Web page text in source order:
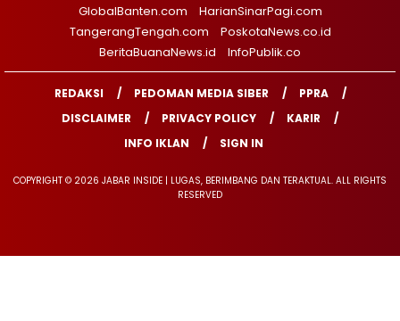
GlobalBanten.com
HarianSinarPagi.com
TangerangTengah.com
PoskotaNews.co.id
BeritaBuanaNews.id
InfoPublik.co
REDAKSI PEDOMAN MEDIA SIBER
PPRA
DISCLAIMER
PRIVACY POLICY
KARIR
INFO IKLAN
SIGN IN
COPYRIGHT © 2026 JABAR INSIDE | LUGAS, BERIMBANG DAN TERAKTUAL. ALL RIGHTS
RESERVED